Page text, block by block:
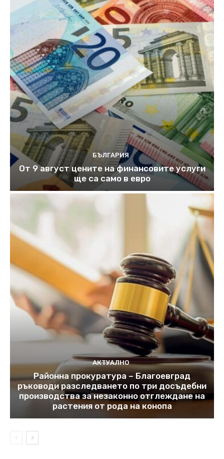
БЪЛГАРИЯ
От 9 август цените на финансовите услуги
ще са само в евро
АКТУАЛНО
Районна прокуратура – Благоевград
ръководи разследването по три досъдебни
производства за незаконно отглеждане на
растения от рода на конопа